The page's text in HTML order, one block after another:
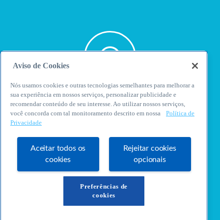
WhatsApp
E-mail
Aviso de Cookies
Nós usamos cookies e outras tecnologias semelhantes para melhorar a
sua experiência em nossos serviços, personalizar publicidade e
recomendar conteúdo de seu interesse. Ao utilizar nossos serviços,
você concorda com tal monitoramento descrito em nossa
Política de
Privacidade
Aceitar todos os
cookies
Rejeitar cookies
opcionais
Preferências de
cookies